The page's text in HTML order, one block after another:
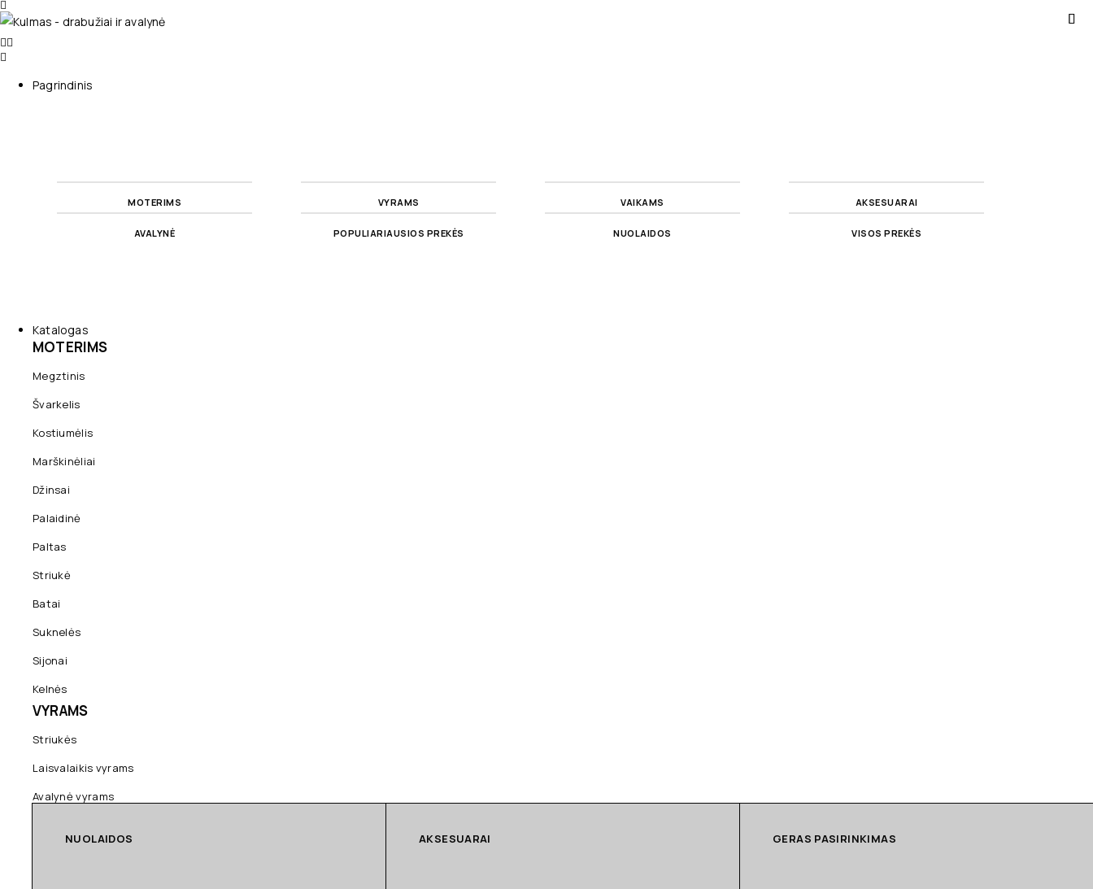
Pagrindinis
MOTERIMS VYRAMS VAIKAMS AKSESUARAI
AVALYNĖ POPULIARIAUSIOS PREKĖS NUOLAIDOS VISOS PREKĖS
Katalogas
MOTERIMS
Megztinis
Švarkelis
Kostiumėlis
Marškinėliai
Džinsai
Palaidinė
Paltas
Striukė
Batai
Suknelės
Sijonai
Kelnės
VYRAMS
Striukės
Laisvalaikis vyrams
Avalynė vyrams
NUOLAIDOS AKSESUARAI GERAS PASIRINKIMAS